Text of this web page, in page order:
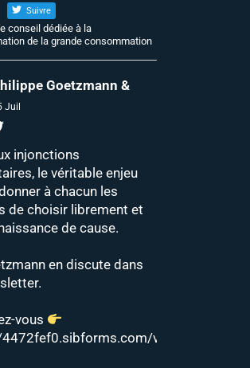
Suivre
conseil dédiée à la
de la grande consommation
Goetzmann &
Juil
injonctions
le véritable enjeu
à chacun les
de choisir librement et
de cause.
en discute dans
vous
v2/serve/